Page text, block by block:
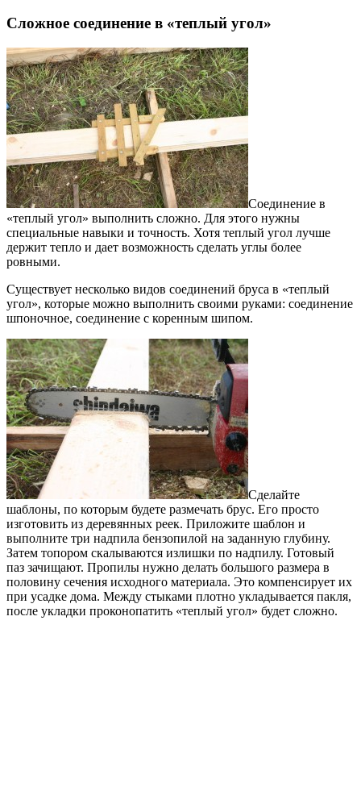
Сложное соединение в «теплый угол»
Соединение в
«теплый угол» выполнить сложно. Для этого нужны
специальные навыки и точность. Хотя теплый угол лучше
держит тепло и дает возможность сделать углы более
ровными.
Существует несколько видов соединений бруса в «теплый
угол», которые можно выполнить своими руками: соединение
шпоночное, соединение с коренным шипом.
Сделайте
шаблоны, по которым будете размечать брус. Его просто
изготовить из деревянных реек. Приложите шаблон и
выполните три надпила бензопилой на заданную глубину.
Затем топором скалываются излишки по надпилу. Готовый
паз зачищают. Пропилы нужно делать большого размера в
половину сечения исходного материала. Это компенсирует их
при усадке дома. Между стыками плотно укладывается пакля,
после укладки проконопатить «теплый угол» будет сложно.